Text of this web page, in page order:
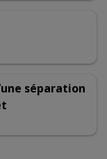
séparation